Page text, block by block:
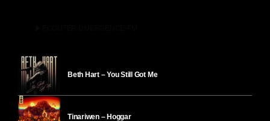
Beth Hart – You Still Got Me
Tinariwen – Hoggar